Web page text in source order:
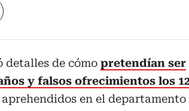
detalles de cómo pretendían ser
y falsos ofrecimientos los
en el departamento